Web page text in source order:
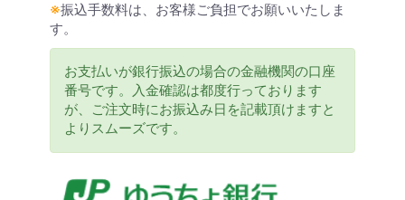
※振込手数料は、お客様ご負担でお願いいたしま
す。
お支払いが銀行振込の場合の金融機関の口座
番号です。入金確認は都度行っております
が、ご注文時にお振込み日を記載頂けますと
よりスムーズです。